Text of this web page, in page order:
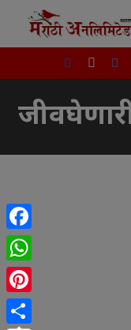
Facebook
WhatsApp
Pinterest